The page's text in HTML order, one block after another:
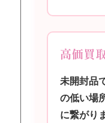
高価買
未開封品
の低い場
に繋がり